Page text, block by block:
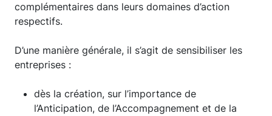
complémentaires dans leurs domaines d’action
respectifs.
D’une manière générale, il s’agit de sensibiliser les
entreprises :
dès la création, sur l’importance de
l’Anticipation, de l’Accompagnement et de la